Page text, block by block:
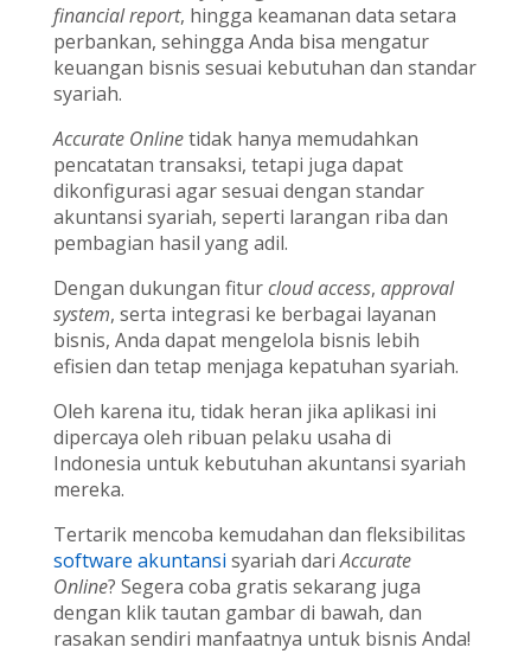
financial report, hingga keamanan data setara
perbankan, sehingga Anda bisa mengatur
keuangan bisnis sesuai kebutuhan dan standar
syariah.
Accurate Onlinetidak hanya memudahkan
pencatatan transaksi, tetapi juga dapat
dikonfigurasi agar sesuai dengan standar
akuntansi syariah, seperti larangan riba dan
pembagian hasil yang adil.
Dengan dukungan fiturcloud access, approval
system, serta integrasi ke berbagai layanan
bisnis, Anda dapat mengelola bisnis lebih
efisien dan tetap menjaga kepatuhan syariah.
Oleh karena itu, tidak heran jika aplikasi ini
dipercaya oleh ribuan pelaku usaha di
Indonesia untuk kebutuhan akuntansi syariah
mereka.
Tertarik mencoba kemudahan dan fleksibilitas
software akuntansi syariah dariAccurate
Online? Segera coba gratis sekarang juga
dengan klik tautan gambar di bawah, dan
rasakan sendiri manfaatnya untuk bisnis Anda!